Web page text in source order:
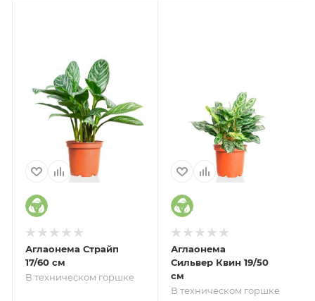
Аглаонема Страйп
17/60 см
В техническом горшке
Аглаонема
Сильвер Квин 19/50
см
В техническом горшке